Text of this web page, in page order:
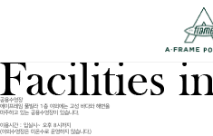
공용수영장
에이프레임 풀빌라 1층 야외에는 고성 바다와 해변을
마주하고 있는 공용수영장이 있습니다.
이용시간 : 입실시~ 오후 8시까지
(야외수영장은 미온수로 운영하지 않습니다.)